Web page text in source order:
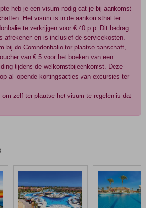
heb je een visum nodig dat je bij aankomst
Het visum is in de aankomsthal ter
te verkrijgen voor € 40 p.p. Dit bedrag
afrekenen en is inclusief de servicekosten.
bij de Corendonbalie ter plaatse aanschaft,
van € 5 voor het boeken van een
tijdens de welkomstbijeenkomst. Deze
al lopende kortingsacties van excursies ter
om zelf ter plaatse het visum te regelen is dat